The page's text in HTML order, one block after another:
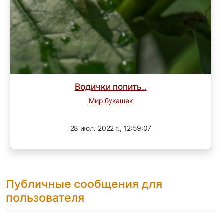
Водички попить..
Мир букашек
28 июл. 2022 г., 12:59:07
Публичные сообщения для
пользователя